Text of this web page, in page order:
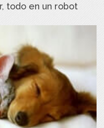
todo en un robot